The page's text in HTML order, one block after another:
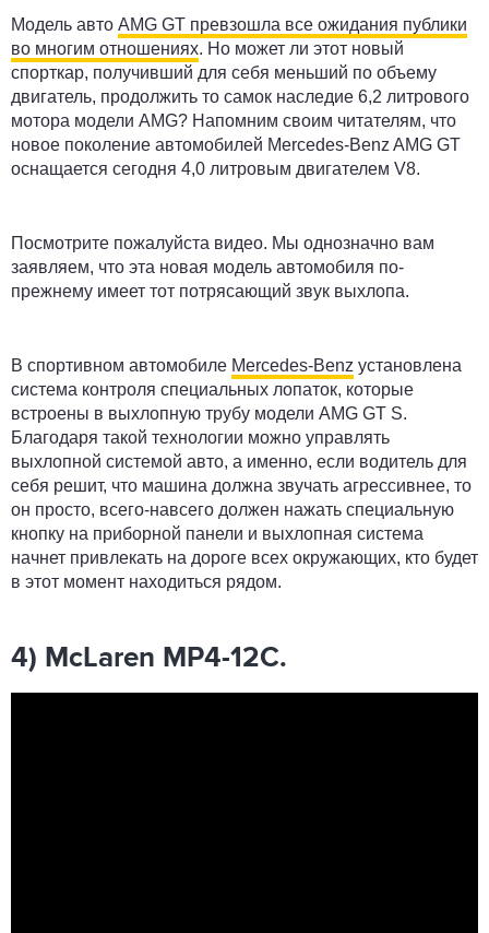
Модель авто AMG GT превзошла все ожидания публики
во многим отношениях. Но может ли этот новый
спорткар, получивший для себя меньший по объему
двигатель, продолжить то самок наследие 6,2 литрового
мотора модели AMG? Напомним своим читателям, что
новое поколение автомобилей Mercedes-Benz AMG GT
оснащается сегодня 4,0 литровым двигателем V8.
Посмотрите пожалуйста видео. Мы однозначно вам
заявляем, что эта новая модель автомобиля по-
прежнему имеет тот потрясающий звук выхлопа.
В спортивном автомобиле Mercedes-Benz установлена
система контроля специальных лопаток, которые
встроены в выхлопную трубу модели AMG GT S.
Благодаря такой технологии можно управлять
выхлопной системой авто, а именно, если водитель для
себя решит, что машина должна звучать агрессивнее, то
он просто, всего-навсего должен нажать специальную
кнопку на приборной панели и выхлопная система
начнет привлекать на дороге всех окружающих, кто будет
в этот момент находиться рядом.
4) McLaren MP4-12C.